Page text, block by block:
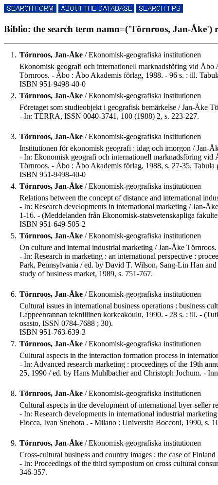
Biblio: the search term namn=('Törnroos, Jan-Åke')
1. Törnroos, Jan-Åke / Ekonomisk-geografiska institutionen
Ekonomisk geografi och internationell marknadsföring vid
Törnroos. - Åbo : Åbo Akademis förlag, 1988. - 96 s. : ill.
ISBN 951-9498-40-0
2. Törnroos, Jan-Åke / Ekonomisk-geografiska institutionen
Företaget som studieobjekt i geografisk bemärkelse / Jan-Åke
- In: TERRA, ISSN 0040-3741, 100 (1988) 2, s. 223-227.
3. Törnroos, Jan-Åke / Ekonomisk-geografiska institutionen
Institutionen för ekonomisk geografi : idag och imorgon / Jan-
- In: Ekonomisk geografi och internationell marknadsföring
Törnroos. - Åbo : Åbo Akademis förlag, 1988, s. 27-35.
ISBN 951-9498-40-0
4. Törnroos, Jan-Åke / Ekonomisk-geografiska institutionen
Relations between the concept of distance and international
- In: Research developments in international marketing / Jan-
1-16. - (Meddelanden från Ekonomisk-statsvetenskapliga
ISBN 951-649-505-2
5. Törnroos, Jan-Åke / Ekonomisk-geografiska institutionen
On culture and internal industrial marketing / Jan-Åke Törnroos.
- In: Research in marketing : an international perspective :
Park, Pennsylvania / ed. by David T. Wilson, Sang-Lin Han
study of business market, 1989, s. 751-767.
6. Törnroos, Jan-Åke / Ekonomisk-geografiska institutionen
Cultural issues in international business operations : business
Lappeenrannan teknillinen korkeakoulu, 1990. - 28 s. : ill. -
osasto, ISSN 0784-7688 ; 30).
ISBN 951-763-639-3
7. Törnroos, Jan-Åke / Ekonomisk-geografiska institutionen
Cultural aspects in the interaction formation process in
- In: Advanced research marketing : proceedings of the 19th
25, 1990 / ed. by Hans Muhlbacher and Christoph Jochum. -
8. Törnroos, Jan-Åke / Ekonomisk-geografiska institutionen
Cultural aspects in the development of international byer-seller
- In: Research developments in international industrial
Fiocca, Ivan Snehota . - Milano : Universita Bocconi, 1990, s.
9. Törnroos, Jan-Åke / Ekonomisk-geografiska institutionen
Cross-cultural business and country images : the case of
- In: Proceedings of the third symposium on cross cultural
346-357.